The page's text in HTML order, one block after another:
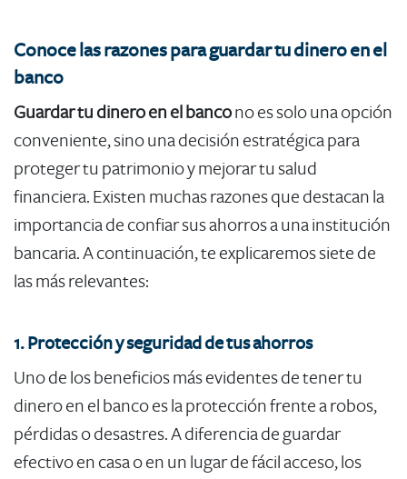
Conoce las razones para guardar tu dinero en el
banco
Guardar tu dinero en el bancono es solo una opción
conveniente, sino una decisión estratégica para
proteger tu patrimonio y mejorar tu salud
financiera. Existen muchas razones que destacan la ​
importancia de confiar sus ahorros a una institución
bancaria. A continuación, te explicaremos siete de
las más relevantes:
1. Protección y seguridad de tus ahorros
Uno de los beneficios más evidentes de tener tu
dinero en el banco es la protección frente a robos,
pérdidas o desastres. A diferencia de guardar
efectivo en casa o en un lugar de fácil acceso, los